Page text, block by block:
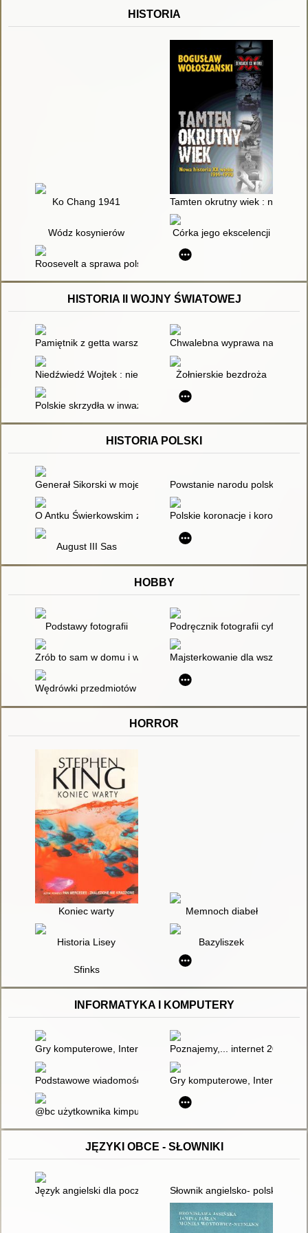
HISTORIA
Ko Chang 1941 Tamten okrutny wiek : nowa
Wódz kosynierów Córka jego ekscelencji
Roosevelt a sprawa polska
HISTORIA II WOJNY ŚWIATOWEJ
Pamiętnik z getta warszawskiego : październik 1940 - styczeń
Chwalebna wyprawa na Berlin
Niedźwiedź Wojtek : niezwykły żołnierz armii Andersa
Żołnierskie bezdroża
Polskie skrzydła w inwazji na Francję
HISTORIA POLSKI
Generał Sikorski w mojej pamięciPowstanie narodu polskiego w
O Antku Świerkowskim z JarocinaPolskie koronacje i korony
August III Sas
HOBBY
Podstawy fotografii Podręcznik fotografii cyfrowej /
Zrób to sam w domu i w zagrodzieMajsterkowanie dla wszystkich
Wędrówki przedmiotów : kolekcje i kolekcjonerzy
HORROR
Koniec warty Memnoch diabeł
Historia Lisey Bazyliszek
Sfinks
INFORMATYKA I KOMPUTERY
Gry komputerowe, Internet i telewizja : co robić, gdy nasze
Poznajemy,... internet 2001
Podstawowe wiadomości z edytorstwa i księgarstwa
Gry komputerowe, Internet i
@bc użytkownika kimputera
JĘZYKI OBCE - SŁOWNIKI
Język angielski dla początkującychSłownik angielsko-